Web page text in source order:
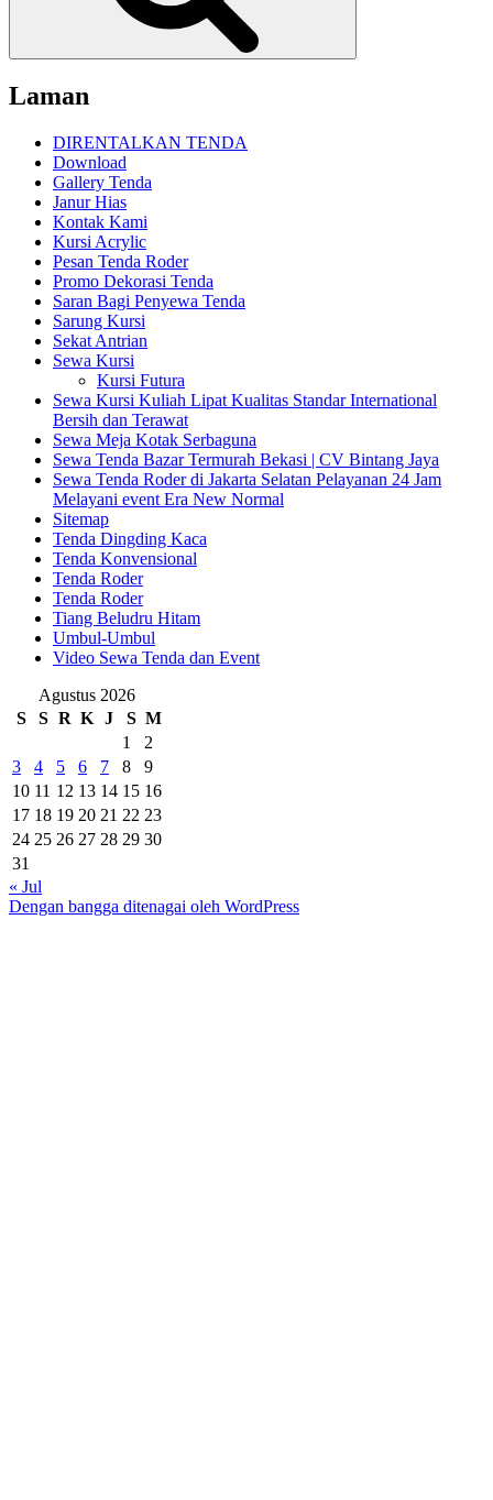
Laman
DIRENTALKAN TENDA
Download
Gallery Tenda
Janur Hias
Kontak Kami
Kursi Acrylic
Pesan Tenda Roder
Promo Dekorasi Tenda
Saran Bagi Penyewa Tenda
Sarung Kursi
Sekat Antrian
Sewa Kursi
Kursi Futura
Sewa Kursi Kuliah Lipat Kualitas Standar International
Bersih dan Terawat
Sewa Meja Kotak Serbaguna
Sewa Tenda Bazar Termurah Bekasi | CV Bintang Jaya
Sewa Tenda Roder di Jakarta Selatan Pelayanan 24 Jam
Melayani event Era New Normal
Sitemap
Tenda Dingding Kaca
Tenda Konvensional
Tenda Roder
Tenda Roder
Tiang Beludru Hitam
Umbul-Umbul
Video Sewa Tenda dan Event
Agustus 2026
S
S R K J S M
1
2
3
4 5 6 7 8
9
10 11 12 13 14 15 16
17 18 19 20 21 22 23
24 25 26 27 28 29 30
31
« Jul
Dengan bangga ditenagai oleh WordPress